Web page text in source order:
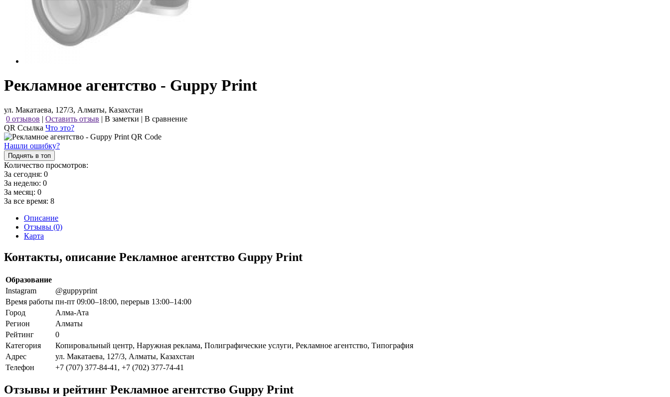
Рекламное агентство - Guppy Print
ул. Макатаева, 127/3, Алматы, Казахстан
0 отзывов | Оставить отзыв | В заметки | В сравнение
QR Ссылка Что это?
Нашли ошибку?
Поднять в топ
Количество просмотров:
За сегодня: 0
За неделю: 0
За месяц: 0
За все время: 8
Описание
Отзывы (0)
Карта
Контакты, описание Рекламное агентство Guppy Print
Образование
Instagram
@guppyprint
Время работы пн-пт 09:00–18:00, перерыв 13:00–14:00
Город
Алма-Ата
Регион
Алматы
Рейтинг
0
Категория
Копировальный центр, Наружная реклама, Полиграфические услуги, Рекламное агентство, Типография
Адрес
ул. Макатаева, 127/3, Алматы, Казахстан
Телефон
+7 (707) 377-84-41, +7 (702) 377-74-41
Отзывы и рейтинг Рекламное агентство Guppy Print